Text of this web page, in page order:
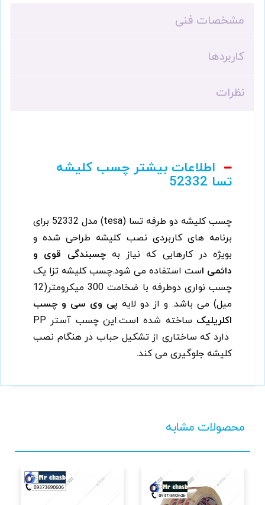
مشخصات فنی
کاربردها
نظرات
اطلاعات بیشتر چسب کلیشه
تسا 52332
چسب کلیشه دو طرفه تسا (tesa) مدل 52332 برای
برنامه های کاربردی نصب کلیشه طراحی شده و
بویژه در کارهایی که نیاز بهچسبندگی قوی و
دائمی است استفاده می شود.چسب کلیشه تزا یک
چسب نواری دوطرفه با ضخامت 300 میکرومتر(12
میل) می باشد. و از دو لایه پی وی سی و چسب
اکلریلیک
ساخته شده است.این چسب آستر PP
دارد که ساختاری از تشکیل حباب در هنگام نصب
کلیشه جلوگیری می کند.
محصولات مشابه